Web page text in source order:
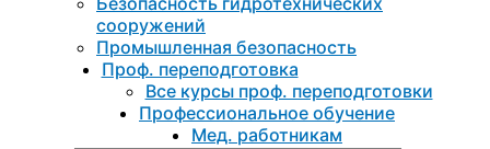
сооружений
Промышленная безопасность
Проф. переподготовка
Все курсы проф. переподготовки
Профессиональное обучение
Мед. работникам